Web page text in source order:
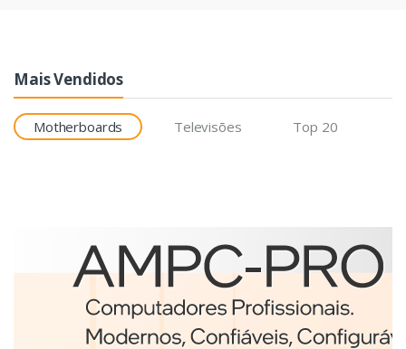
Mais Vendidos
Motherboards Televisões Top 20
Etiquetas
Brother BCS-1J074102-121
etiqueta para impressão
Branco
€98,75